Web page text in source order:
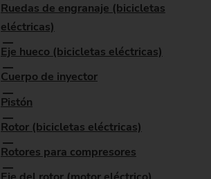
Ruedas de engranaje (bicicletas
eléctricas)
Eje hueco (bicicletas eléctricas)
Cuerpo de inyector
Pistón
Rotor (bicicletas eléctricas)
Rotores para compresores